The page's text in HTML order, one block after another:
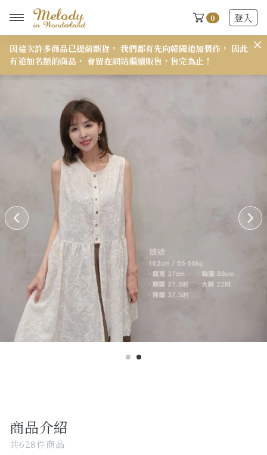
0 登入
New Arrivals
2026 S/S-03 盛夏新品
618快閃新品最後現貨
2026 S/S-02 最後現貨
2026 S/S-01 最後現貨
施華洛世奇水晶飾品區
Past Collections
全部
現貨專區-可快速出貨
C字頭商品- 防曬披肩/好穿內衣
最新消息
因這次許多商品已提前斷貨， 我們都有先向韓國追加製作， 因此
有追加名額的商品， 會留在網站繼續販售，售完為止！
商品介紹
共628件商品